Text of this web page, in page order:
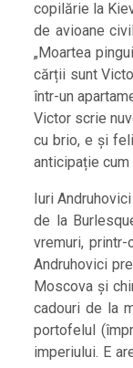
copilărie la
de avioane
„Moartea
cărții sunt
într-un
Victor scrie
cu brio, e și
anticipație cum
Iuri
de la
vremuri,
Andruhovici
Moscova și
cadouri de la
portofelul
imperiului. E